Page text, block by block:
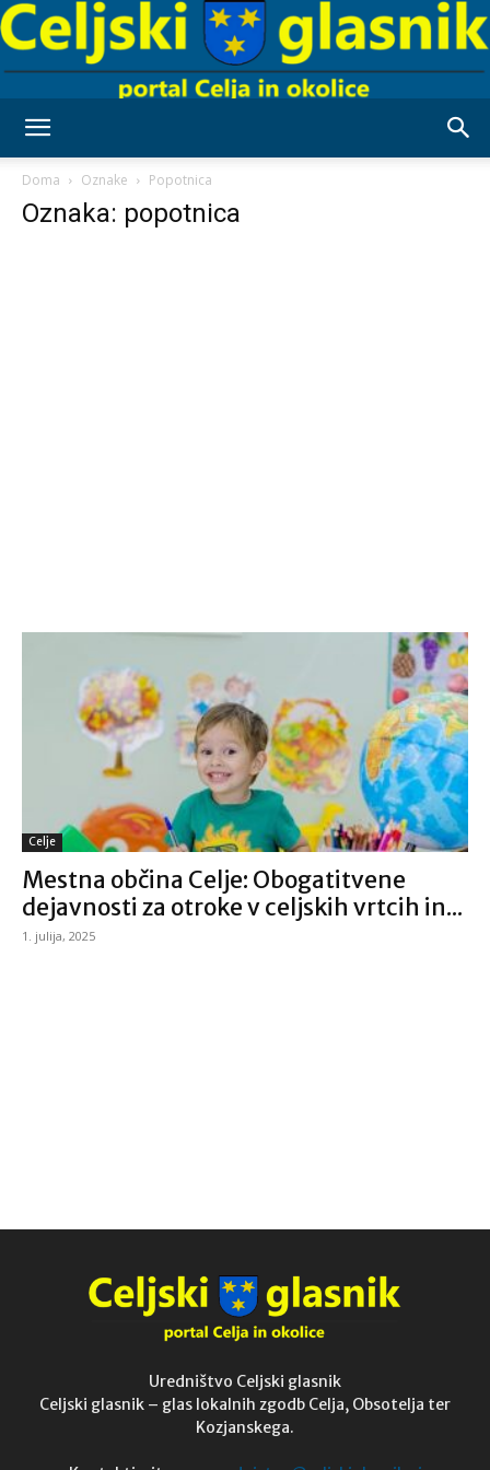
Doma Oznake Popotnica
Oznaka: popotnica
Celje
Mestna občina Celje: Obogatitvene
dejavnosti za otroke v celjskih vrtcih in...
1. julija, 2025
Uredništvo Celjski glasnik
Celjski glasnik – glas lokalnih zgodb Celja, Obsotelja ter
Kozjanskega.